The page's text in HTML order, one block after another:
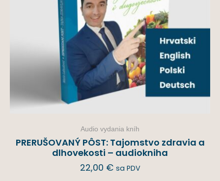
Audio vydania kníh
PRERUŠOVANÝ PÔST: Tajomstvo zdravia a
dlhovekosti – audiokniha
22,00 € sa PDV